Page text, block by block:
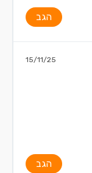
הגב
15/11/25
הגב